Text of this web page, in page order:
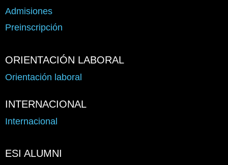
Admisiones
Preinscripción
ORIENTACIÓN LABORAL
Orientación laboral
INTERNACIONAL
Internacional
ESI ALUMNI